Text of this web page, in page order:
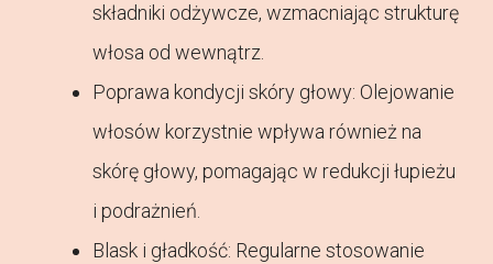
składniki odżywcze, wzmacniając strukturę
włosa od wewnątrz.
Poprawa kondycji skóry głowy: Olejowanie
włosów korzystnie wpływa również na
skórę głowy, pomagając w redukcji łupieżu
i podrażnień.
Blask i gładkość: Regularne stosowanie